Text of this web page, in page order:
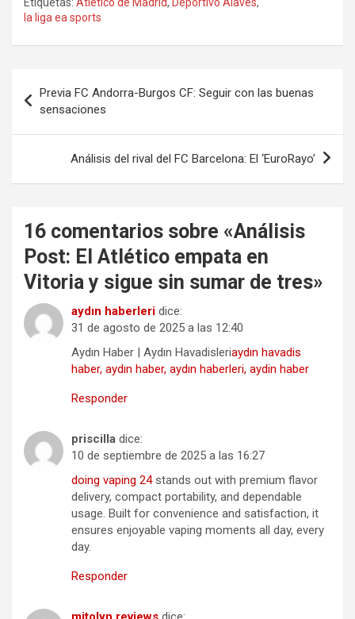
la liga ea sports
de
entradas
Previa FC Andorra-Burgos CF: Seguir con las buenas
sensaciones
Análisis del rival del FC Barcelona: El ‘EuroRayo’
16 comentarios sobre «Análisis
Post: El Atlético empata en
Vitoria y sigue sin sumar de tres»
aydın haberleri dice:
31 de agosto de 2025 a las 12:40
Aydın Haber | Aydın Havadisleriaydın havadis
haber, aydın haber, aydın haberleri, aydin haber
Responder
priscilla dice:
10 de septiembre de 2025 a las 16:27
doing vaping 24stands out with premium flavor
delivery, compact portability, and dependable
usage. Built for convenience and satisfaction, it
ensures enjoyable vaping moments all day, every
day.
Responder